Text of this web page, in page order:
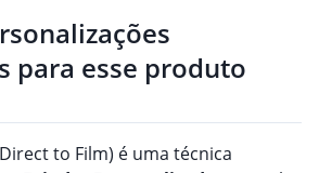
para esse produto
to Film) é uma técnica